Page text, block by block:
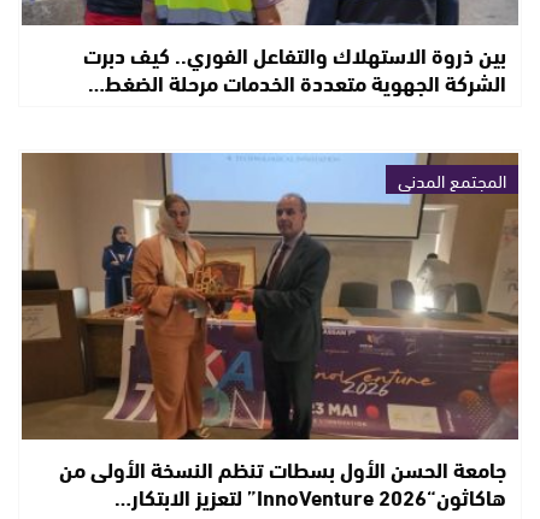
بين ذروة الاستهلاك والتفاعل الفوري.. كيف دبرت
الشركة الجهوية متعددة الخدمات مرحلة الضغط…
المجتمع المدني
جامعة الحسن الأول بسطات تنظم النسخة الأولى من
هاكاثون“InnoVenture 2026” لتعزيز الابتكار…